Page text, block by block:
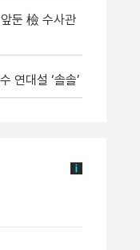
둔 檢 수사관
연대설 ‘솔솔’